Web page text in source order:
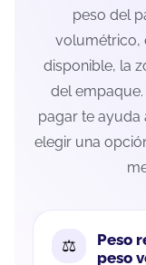
peso del
volumétrico,
disponible, la
del
pagar te ayuda
elegir una
Peso
peso